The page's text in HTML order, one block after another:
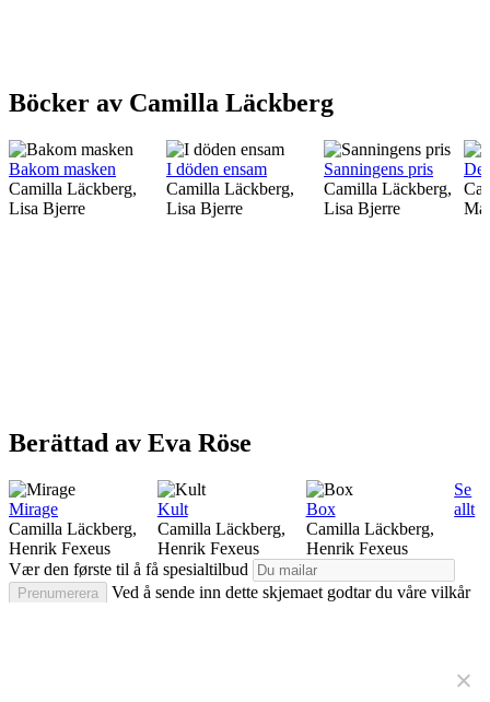
Böcker av Camilla Läckberg
Bakom masken
Camilla Läckberg,
Lisa Bjerre
I döden ensam
Camilla Läckberg,
Lisa Bjerre
Sanningens pris
Camilla Läckberg,
Lisa Bjerre
Berättad av Eva Röse
Mirage
Camilla Läckberg,
Henrik Fexeus
Kult
Camilla Läckberg,
Henrik Fexeus
Box
Camilla Läckberg,
Henrik Fexeus
Se
allt
Vær den første til å få spesialtilbud
Prenumerera
Ved å sende inn dette skjemaet godtar du våre vilkår